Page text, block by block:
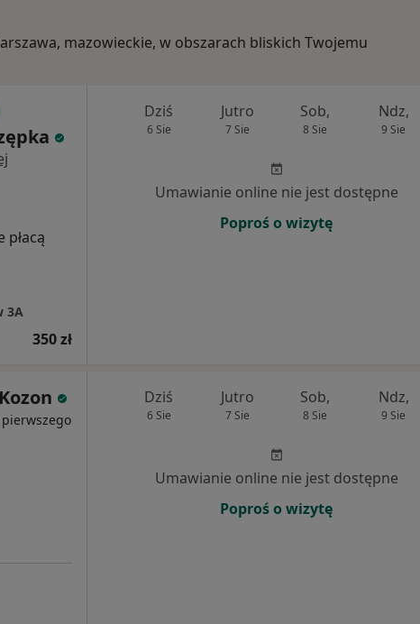
mazowieckie, w obszarach bliskich Twojemu
3A
350 zł
Dziś
6 Sie
Jutro
7 Sie
Sob,
8 Sie
Ndz,
9 Sie
Umawianie online nie jest dostępne
Poproś o wizytę
Dziś
6 Sie
Jutro
7 Sie
Sob,
8 Sie
Ndz,
9 Sie
Umawianie online nie jest dostępne
Poproś o wizytę